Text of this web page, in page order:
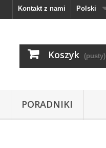
Polski
Kontakt z nami
Koszyk (pusty)
PORADNIKI